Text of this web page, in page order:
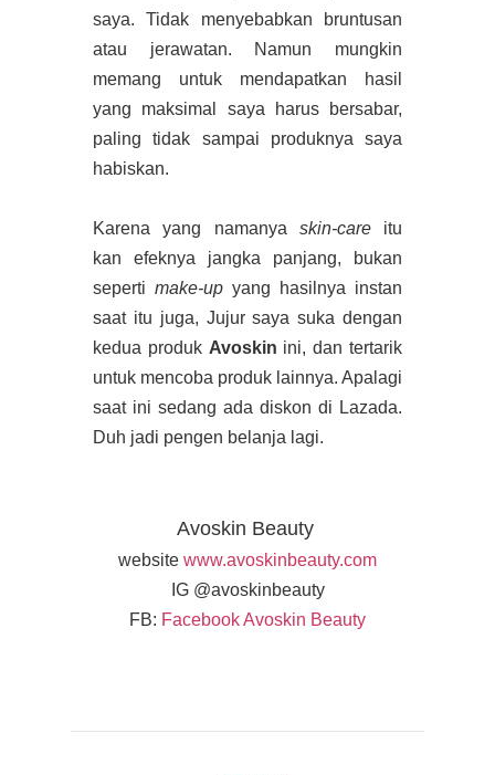
saya. Tidak menyebabkan bruntusan
atau jerawatan. Namun mungkin
memang untuk mendapatkan hasil
yang maksimal saya harus bersabar,
paling tidak sampai produknya saya
habiskan.
Karena yang namanya skin-careitu
kan efeknya jangka panjang, bukan
seperti make-up yang hasilnya instan
saat itu juga, Jujur saya suka dengan
kedua produk Avoskin ini, dan tertarik
untuk mencoba produk lainnya. Apalagi
saat ini sedang ada diskon di Lazada.
Duh jadi pengen belanja lagi.
Avoskin Beauty
website www.avoskinbeauty.com
IG @avoskinbeauty
FB: Facebook Avoskin Beauty